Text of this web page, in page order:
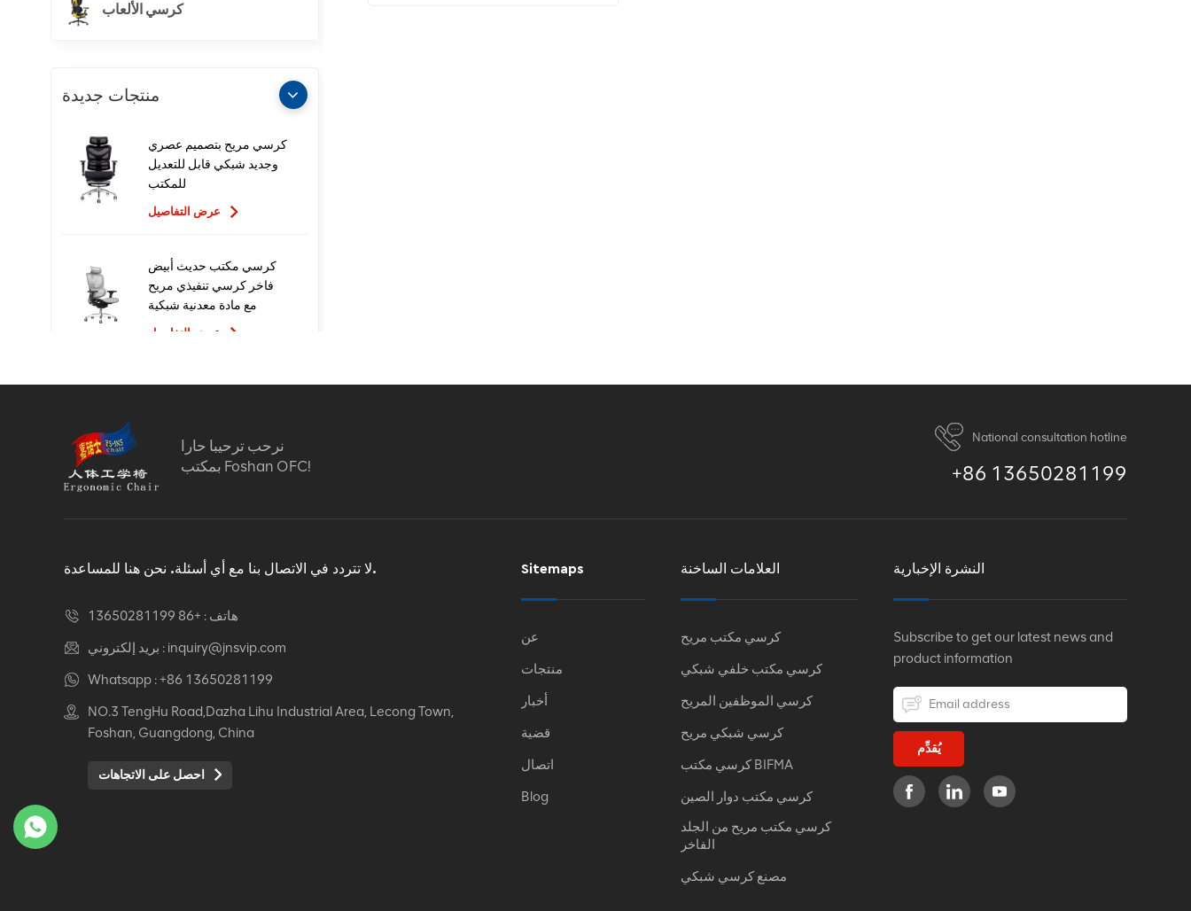
كرسي الألعاب
منتجات جديدة
كرسي مريح بتصميم عصري
وجديد شبكي قابل للتعديل
للمكتب
كرسي مكتب حديث أبيض
فاخر كرسي تنفيذي مريح
مع مادة معدنية شبكية
للاستخدام المكتبي
تصميم جديد عالي الجودة
عرض التفاصيل
كرسي جلدي مريح Auding:
المكتبي والمنزلي
عرض التفاصيل
كرسي جلدي مريح من
طوال اليوم
نرحب ترحيبا حارا
بمكتب Foshan OFC!
National consultation hotline
+86 13650281199
لا تتردد في الاتصال بنا مع أي أسئلة. نحن هنا للمساعدة.
هاتف : +86 13650281199
بريد إلكتروني : inquiry@jnsvip.com
Whatsapp :+86 13650281199
NO.3 TengHu Road,Dazha Lihu Industrial Area, Lecong Town,
Foshan, Guangdong, China
Sitemaps
عن
منتجات
أخبار
قضية
اتصال
Blog
العلامات الساخنة
كرسي مكتب مريح
كرسي مكتب خلفي شبكي
كرسي الموظفين المريح
كرسي شبكي مريح
كرسي مكتب BIFMA
كرسي مكتب دوار الصين
كرسي مكتب مريح من الجلد
الفاخر
مصنع كرسي شبكي
النشرة الإخبارية
Subscribe to get our latest news and
product information
يُقدِّم